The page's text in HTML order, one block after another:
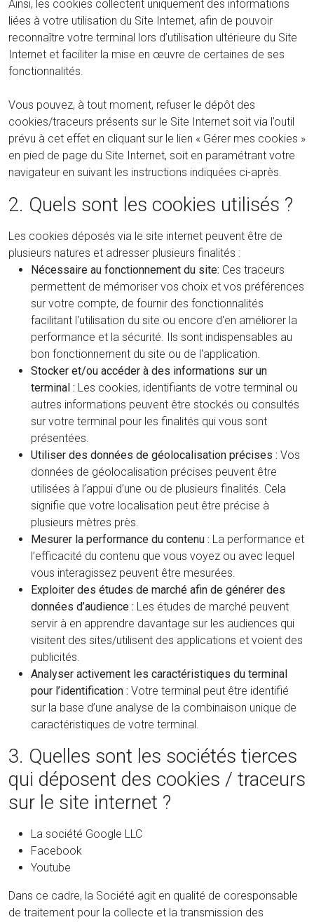
Ainsi, les cookies collectent uniquement des informations
liées à votre utilisation du Site Internet, afin de pouvoir
reconnaître votre terminal lors d’utilisation ultérieure du Site
Internet et faciliter la mise en œuvre de certaines de ses
fonctionnalités.
Vous pouvez, à tout moment, refuser le dépôt des
cookies/traceurs présents sur le Site Internet soit via l’outil
prévu à cet effet en cliquant sur le lien « Gérer mes cookies »
en pied de page du Site Internet, soit en paramétrant votre
navigateur en suivant les instructions indiquées ci-après.
2. Quels sont les cookies utilisés ?
Les cookies déposés via le site internet peuvent être de
plusieurs natures et adresser plusieurs finalités :
Nécessaire au fonctionnement du site: Ces traceurs
permettent de mémoriser vos choix et vos préférences
sur votre compte, de fournir des fonctionnalités
facilitant l'utilisation du site ou encore d'en améliorer la
performance et la sécurité. Ils sont indispensables au
bon fonctionnement du site ou de l'application.
Stocker et/ou accéder à des informations sur un
terminal : Les cookies, identifiants de votre terminal ou
autres informations peuvent être stockés ou consultés
sur votre terminal pour les finalités qui vous sont
présentées.
Utiliser des données de géolocalisation précises : Vos
données de géolocalisation précises peuvent être
utilisées à l’appui d’une ou de plusieurs finalités. Cela
signifie que votre localisation peut être précise à
plusieurs mètres près.
Mesurer la performance du contenu : La performance et
l’efficacité du contenu que vous voyez ou avec lequel
vous interagissez peuvent être mesurées.
Exploiter des études de marché afin de générer des
données d’audience : Les études de marché peuvent
servir à en apprendre davantage sur les audiences qui
visitent des sites/utilisent des applications et voient des
publicités.
Analyser activement les caractéristiques du terminal
pour l’identification : Votre terminal peut être identifié
sur la base d’une analyse de la combinaison unique de
caractéristiques de votre terminal.
3. Quelles sont les sociétés tierces
qui déposent des cookies / traceurs
sur le site internet ?
La société Google LLC
Facebook
Youtube
Dans ce cadre, la Société agit en qualité de coresponsable
de traitement pour la collecte et la transmission des